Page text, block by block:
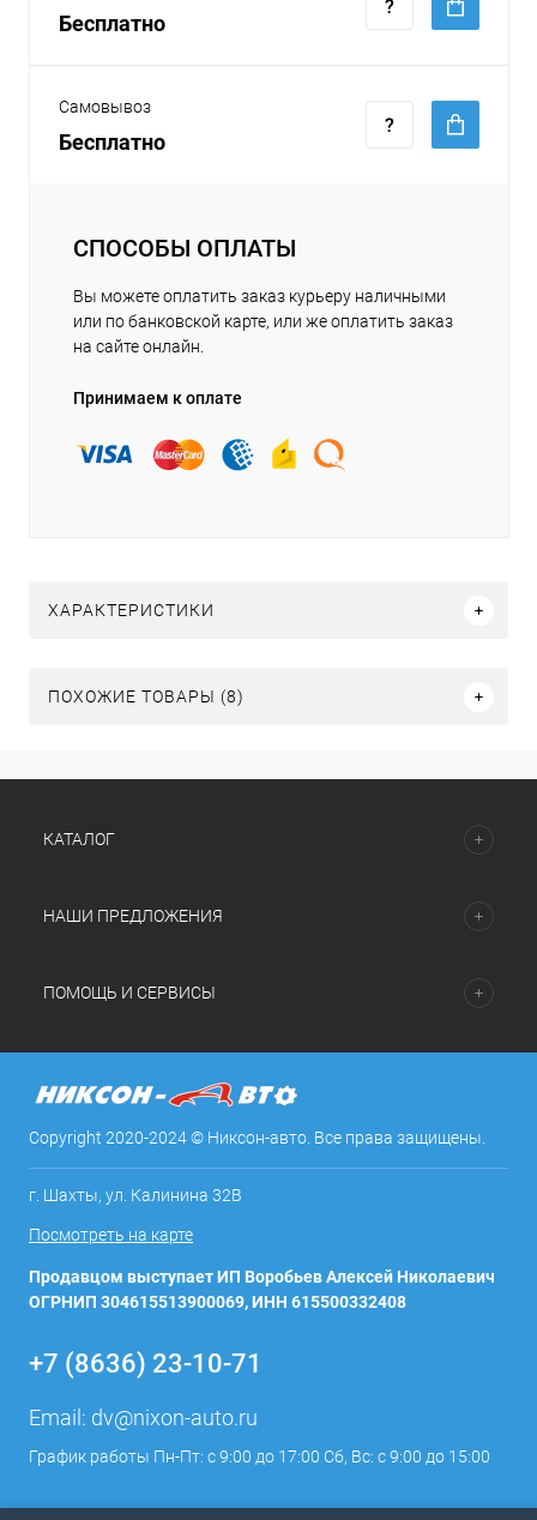
Бесплатно
Самовывоз
Бесплатно
СПОСОБЫ ОПЛАТЫ
Вы можете оплатить заказ курьеру наличными
или по банковской карте, или же оплатить заказ
на сайте онлайн.
Принимаем к оплате
ХАРАКТЕРИСТИКИ
ПОХОЖИЕ ТОВАРЫ (8)
КАТАЛОГ
НАШИ ПРЕДЛОЖЕНИЯ
ПОМОЩЬ И СЕРВИСЫ
Copyright 2020-2024 © Никсон-авто. Все права защищены.
г. Шахты, ул. Калинина 32В
Посмотреть на карте
Продавцом выступает ИП Воробьев Алексей Николаевич
ОГРНИП 304615513900069, ИНН 615500332408
+7 (8636) 23-10-71
Email: dv@nixon-auto.ru
График работы Пн-Пт: с 9:00 до 17:00 Сб, Вс: с 9:00 до 15:00